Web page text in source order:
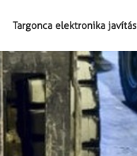
Targonca elektronika javítás